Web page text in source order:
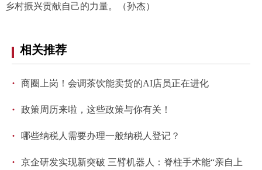
乡村振兴贡献自己的力量。（孙杰）
相关推荐
· 商圈上岗！会调茶饮能卖货的AI店员正在进化
· 政策周历来啦，这些政策与你有关！
· 哪些纳税人需要办理一般纳税人登记？
·
京企研发实现新突破 三臂机器人：脊柱手术能“亲自上